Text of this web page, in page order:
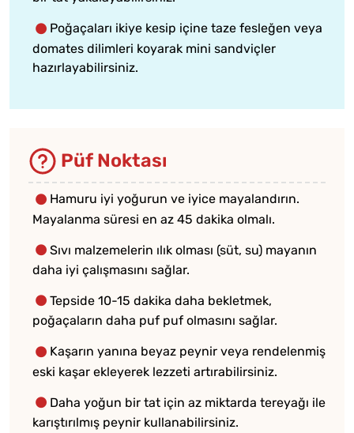
Poğaçaları ikiye kesip içine taze fesleğen veya
domates dilimleri koyarak mini sandviçler
hazırlayabilirsiniz.
Püf Noktası
Hamuru iyi yoğurun ve iyice mayalandırın.
Mayalanma süresi en az 45 dakika olmalı.
Sıvı malzemelerin ılık olması (süt, su) mayanın
daha iyi çalışmasını sağlar.
Tepside 10-15 dakika daha bekletmek,
poğaçaların daha puf puf olmasını sağlar.
Kaşarın yanına beyaz peynir veya rendelenmiş
eski kaşar ekleyerek lezzeti artırabilirsiniz.
Daha yoğun bir tat için az miktarda tereyağı ile
karıştırılmış peynir kullanabilirsiniz.